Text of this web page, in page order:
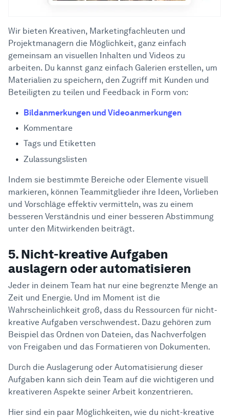
Wir bieten Kreativen, Marketingfachleuten und
Projektmanagern die Möglichkeit, ganz einfach
gemeinsam an visuellen Inhalten und Videos zu
arbeiten. Du kannst ganz einfach Galerien erstellen, um
Materialien zu speichern, den Zugriff mit Kunden und
Beteiligten zu teilen und Feedback in Form von:
Bildanmerkungen und Videoanmerkungen
Kommentare
Tags und Etiketten
Zulassungslisten
Indem sie bestimmte Bereiche oder Elemente visuell
markieren, können Teammitglieder ihre Ideen, Vorlieben
und Vorschläge effektiv vermitteln, was zu einem
besseren Verständnis und einer besseren Abstimmung
unter den Mitwirkenden beiträgt.
5. Nicht-kreative Aufgaben
auslagern oder automatisieren
Jeder in deinem Team hat nur eine begrenzte Menge an
Zeit und Energie. Und im Moment ist die
Wahrscheinlichkeit groß, dass du Ressourcen für nicht-
kreative Aufgaben verschwendest. Dazu gehören zum
Beispiel das Ordnen von Dateien, das Nachverfolgen
von Freigaben und das Formatieren von Dokumenten.
Durch die Auslagerung oder Automatisierung dieser
Aufgaben kann sich dein Team auf die wichtigeren und
kreativeren Aspekte seiner Arbeit konzentrieren.
Hier sind ein paar Möglichkeiten, wie du nicht-kreative